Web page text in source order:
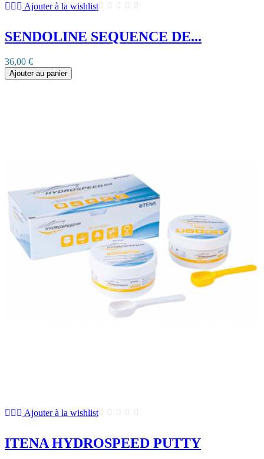
Ajouter à la wishlist
SENDOLINE SEQUENCE DE...
36,00 €
Ajouter au panier
Ajouter à la wishlist
ITENA HYDROSPEED PUTTY